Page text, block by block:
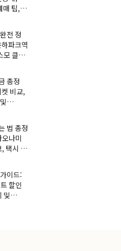
팁, 쿠
전 정
파크역
모 클락
코스
총정
비교,
인 예
법 총정
나미
택시 요
이드:
할인
및